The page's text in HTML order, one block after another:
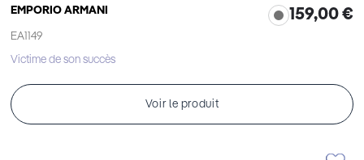
EMPORIO ARMANI
EA1149
159,00 €
Victime de son succès
Voir le produit